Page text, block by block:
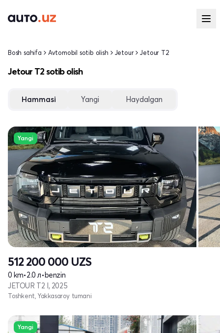
Bosh sahifa Avtomobil sotib olish Jetour Jetour T2
Jetour T2 sotib olish
Hammasi Yangi Haydalgan
Yangi
512 200 000 UZS
0 km•2.0 л•benzin
JETOUR T2 I, 2025
Toshkent, Yakkasaroy tumani
Yangi